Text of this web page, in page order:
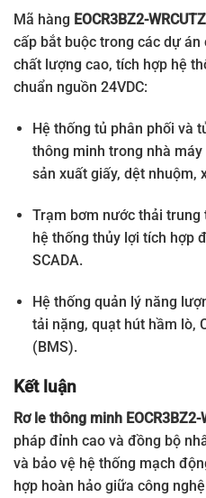
Mã hàng EOCR3BZ2-WRCUTZ
cấp bắt buộc trong các dự
chất lượng cao, tích hợp hệ
chuẩn nguồn 24VDC:
Hệ thống tủ phân phối và
thông minh trong nhà
sản xuất giấy, dệt nhuộm,
Trạm bơm nước thải
hệ thống thủy lợi tích hợp
SCADA.
Hệ thống quản lý năng
tải nặng, quạt hút hầm lò,
(BMS).
Kết luận
Rơ le thông minh
pháp đỉnh cao và đồng bộ
và bảo vệ hệ thống mạch
hợp hoàn hảo giữa công